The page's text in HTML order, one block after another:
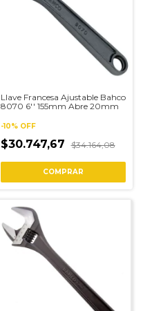
Llave Francesa Ajustable Bahco
8070 6'' 155mm Abre 20mm
-10% OFF
$30.747,67 $34.164,08